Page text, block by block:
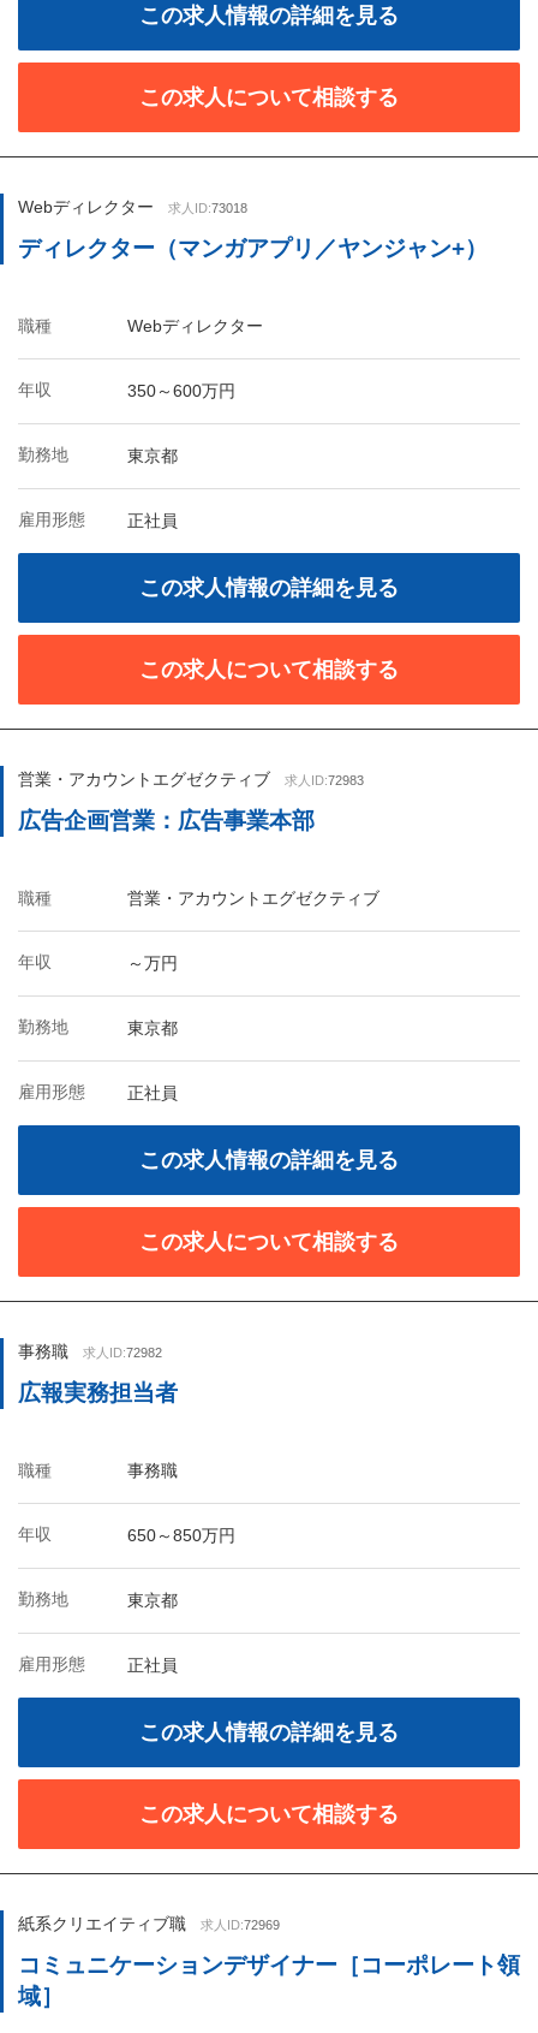
この求人情報の詳細を見る
この求人について相談する
Webディレクター 求人ID:73018
ディレクター（マンガアプリ／ヤンジャン+）
職種 Webディレクター
年収 350～600万円
勤務地 東京都
雇用形態 正社員
この求人情報の詳細を見る
この求人について相談する
営業・アカウントエグゼクティブ 求人ID:72983
広告企画営業：広告事業本部
職種 営業・アカウントエグゼクティブ
年収 ～万円
勤務地 東京都
雇用形態 正社員
この求人情報の詳細を見る
この求人について相談する
事務職 求人ID:72982
広報実務担当者
職種 事務職
年収 650～850万円
勤務地 東京都
雇用形態 正社員
この求人情報の詳細を見る
この求人について相談する
紙系クリエイティブ職 求人ID:72969
コミュニケーションデザイナー［コーポレート領
域］